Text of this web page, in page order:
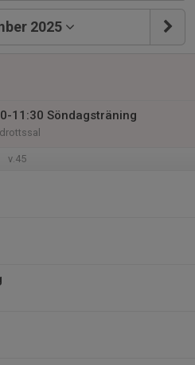
2025
11:30 Söndagsträning
v.45